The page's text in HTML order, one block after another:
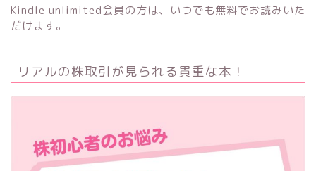
Kindle unlimited会員の方は、いつでも無料でお読みいた
だけます。
リアルの株取引が見られる貴重な本！